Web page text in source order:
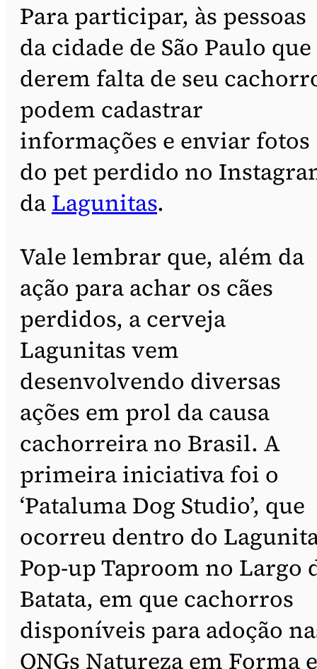
Para participar, às pessoas
da cidade de São Paulo que
derem falta de seu
podem cadastrar
informações e enviar fotos
do pet perdido no
da Lagunitas.
Vale lembrar que, além da
ação para achar os cães
perdidos, a cerveja
Lagunitas vem
desenvolvendo diversas
ações em prol da causa
cachorreira no Brasil. A
primeira iniciativa foi o
‘Pataluma Dog Studio’, que
ocorreu dentro do
Pop-up Taproom no Largo
Batata, em que cachorros
disponíveis para adoção
ONGs Natureza em Forma e